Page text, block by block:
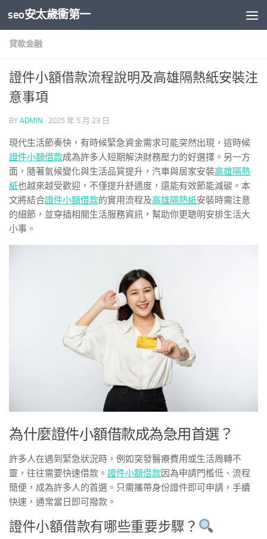
Skip to content
seo安太歲衝第一
貸款金融
證件小額借款流程說明及高雄隔熱紙安裝注
意事項
BY ADMIN · 2025 年 5 月 23 日
現代生活節奏快，有時候緊急資金需求可能突然出現，這時候
證件小額借款成為許多人短期解決財務壓力的好選擇。另一方
面，隨著氣候變化與生活品質提升，汽車與居家安裝高雄隔熱
紙也越來越受歡迎，不僅提升舒適度，還能有效節能減碳。本
文將結合證件小額借款的實用流程及高雄隔熱紙安裝時需注意
的細節，並穿插相關生活服務資訊，幫助你更聰明安排生活大
小事。
為什麼證件小額借款成為急用首選？
許多人在遇到緊急狀況時，例如突發醫療費用或生活周轉不
靈，往往需要快速借款。 證件小額借款因為申請門檻低、流程
簡便，成為許多人的首選。只需攜帶身份證件即可申請，手續
快速，通常當日即可撥款。
證件小額借款有哪些重要步驟？